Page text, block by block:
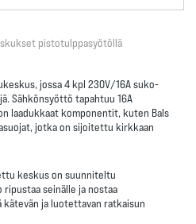
jossa4 kpl 230V/16A suko-
. Sähkönsyöttö tapahtuu 16A
laadukkaat komponentit, kuten Bals
, jotka on sijoitettu kirkkaan
keskuson suunniteltu
seinälle ja nostaa
ja luotettavan ratkaisun
pistotulppasyötöllä